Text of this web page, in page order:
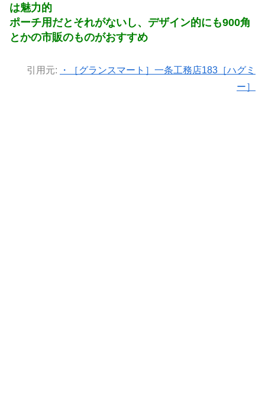
は魅力的
ポーチ用だとそれがないし、デザイン的にも900角
とかの市販のものがおすすめ
引用元:
・［グランスマート］一条工務店183［ハグミ
ー］